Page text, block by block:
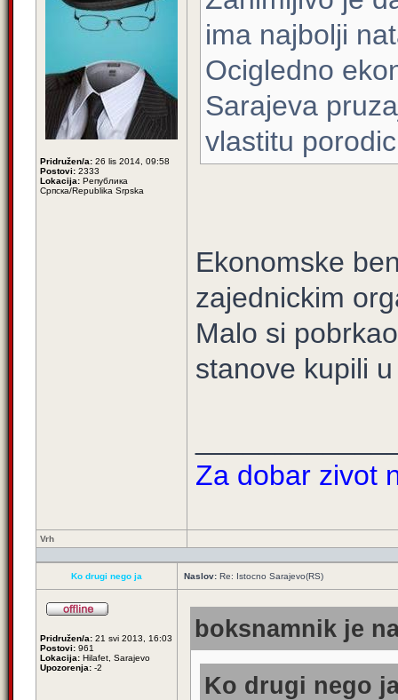
Pridružen/a: 26 lis 2014, 09:58
Postovi: 2333
Lokacija: Република
Српска/Republika Srpska
ima najbolji
Ocigledno
Sarajeva
vlastitu
Ekonomske
zajednickim
Malo si
stanove kupili
Za dobar zivot
Vrh
Ko drugi nego ja Naslov: Re: Istocno Sarajevo(RS)
Pridružen/a: 21 svi 2013, 16:03
Postovi: 961
Lokacija: Hilafet, Sarajevo
Upozorenja: -2
boksnamnik je
Ko drugi nego